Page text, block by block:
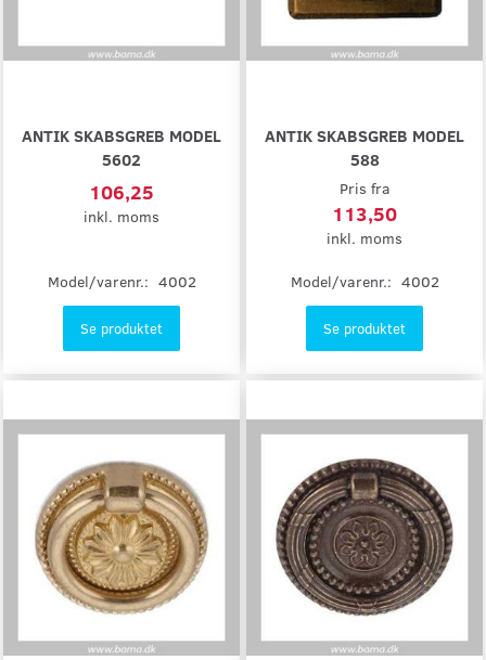
ANTIK SKABSGREB MODEL
5602
106,25
inkl. moms
Model/varenr.: 4002
Se produktet
ANTIK SKABSGREB MODEL
588
Pris fra
113,50
inkl. moms
Model/varenr.: 4002
Se produktet